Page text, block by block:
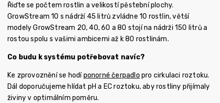
Řiďte se počtem rostlin a velikostí pěstební plochy.
GrowStream 10 s nádrží 45 litrů zvládne 10 rostlin, větší
modely GrowStream 20, 40, 60 a 80 stojí na nádrži 150 litrů a
rostou spolu s vašimi ambicemi až k 80 rostlinám.
Co budu k systému potřebovat navíc?
Ke zprovoznění se hodíponorné čerpadlo pro cirkulaci roztoku.
Dál doporučujeme hlídat pH a EC roztoku, aby rostliny přijímaly
živiny v optimálním poměru.